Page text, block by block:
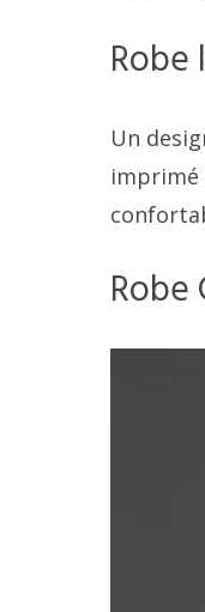
Un
imprimé
Robe